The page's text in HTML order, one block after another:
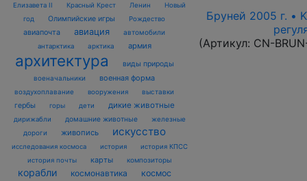
Елизавета II
Красный Крест Ленин
Новый
год
Олимпийские игры Рождество
авиапочта авиация автомобили
антарктика арктика армия
архитектура виды природы
военачальники военная форма
воздухоплавание вооружения выставки
гербы горы дети дикие животные
дирижабли домашние животные
железные
дороги
живопись искусство
исследования космоса история
история КПСС
история почты
карты композиторы
корабли космонавтика космос
Бруней 2005 г. •
(Артикул: CN-